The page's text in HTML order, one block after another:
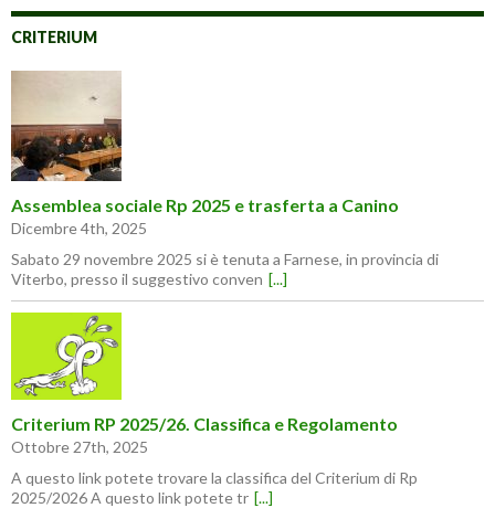
CRITERIUM
Assemblea sociale Rp 2025 e trasferta a Canino
Dicembre 4th, 2025
Sabato 29 novembre 2025 si è tenuta a Farnese, in provincia di
Viterbo, presso il suggestivo conven [...]
Criterium RP 2025/26. Classifica e Regolamento
Ottobre 27th, 2025
A questo link potete trovare la classifica del Criterium di Rp
2025/2026 A questo link potete tr [...]